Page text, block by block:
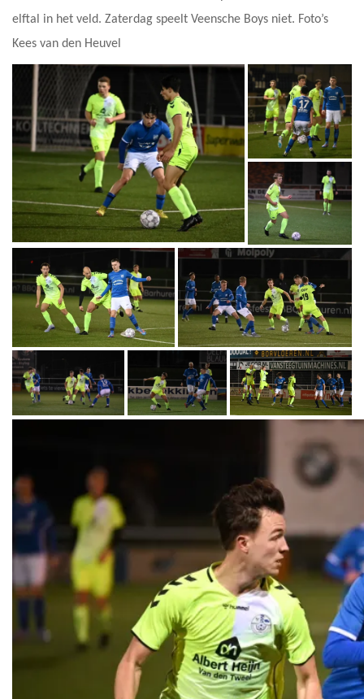
elftal in het veld. Zaterdag speelt Veensche Boys niet. Foto’s
Kees van den Heuvel